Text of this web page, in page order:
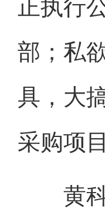
正执行
部；私
具，大
采购项
黄科